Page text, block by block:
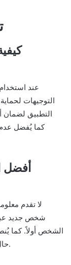
عند
التوجيهات
التطبيق لضمان
كما يُفضل
أفضل
لا تقدم
شخص جديد
الشخص أولاً. كما
حال كانت هناك خطط للاجتماع في الحياة الحقيقية.